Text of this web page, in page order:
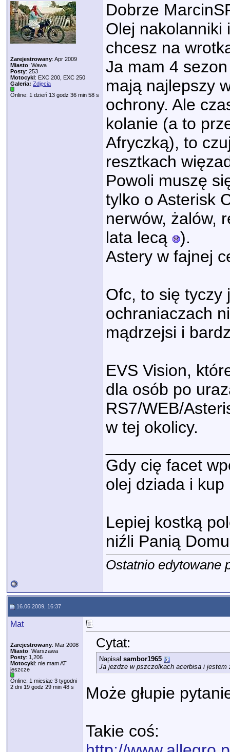
Zarejestrowany: Apr 2009
Miasto: Wawa
Posty: 253
Motocykl: EXC 200, EXC 250
Galeria: Zdjęcia
Online: 1 dzień 13 godz 36 min 58 s
Dobrze
Olej nakolanniki
chcesz na
Ja mam 4
mają najlepszy
ochrony. Ale
kolanie (a to
Afryczką), to
resztkach
Powoli muszę
tylko o Asterisk
nerwów, żalów,
lata lecą
).
Astery w fajnej
Ofc, to się tyczy
ochraniaczach
mądrzejsi i
EVS Vision,
dla osób po
RS7/WEB/
w tej okolicy.
Gdy cię facet
olej dziada i
Lepiej kostką
niźli Panią
Ostatnio edytowane
16.06.2009, 16:37
Mat
Zarejestrowany: Mar 2008
Miasto: Warszawa
Posty: 1,206
Motocykl: nie mam AT
jeszcze
Online: 1 miesiąc 3 tygodni
2 dni 19 godz 29 min 48 s
Cytat:
Napisał sambor1965
Ja jezdze w pszczolkach acerbisa i jestem
Może głupie
Takie coś: